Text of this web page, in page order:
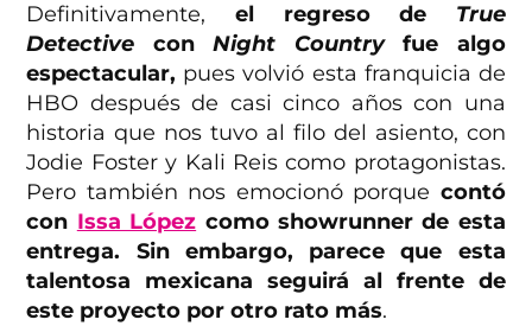
Definitivamente, el regreso de True
Detective conNight Countryfue algo
espectacular, pues volvió esta franquicia de
HBO después de casi cinco años con una
historia que nos tuvo al filo del asiento, con
Jodie Foster y Kali Reis como protagonistas.
Pero también nos emocionó porque contó
con Issa López como showrunner de esta
entrega. Sin embargo, parece que esta
talentosa mexicana seguirá al frente de
este proyecto por otro rato más.